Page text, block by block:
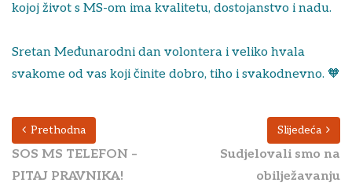
kojoj život s MS-om ima kvalitetu, dostojanstvo i nadu.
Sretan Međunarodni dan volontera i veliko hvala
svakome od vas koji činite dobro, tiho i svakodnevno. 🧡
Prethodna
SOS MS TELEFON –
PITAJ PRAVNIKA!
Slijedeća
Sudjelovali smo na
obilježavanju